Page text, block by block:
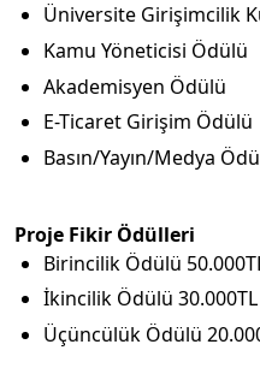
Üniversite Girişimcilik
Kamu Yöneticisi Ödülü
Akademisyen Ödülü
E-Ticaret Girişim Ödülü
Basın/Yayın/Medya
Proje Fikir Ödülleri
Birincilik Ödülü
İkincilik Ödülü 30.000TL
Üçüncülük Ödülü